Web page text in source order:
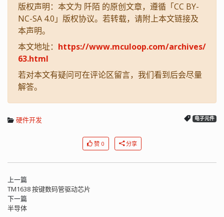
版权声明：本文为 阡陌 的原创文章，遵循「CC BY-
NC-SA 4.0」版权协议。若转载，请附上本文链接及
本声明。
本文地址： https://www.mculoop.com/archives/
63.html
若对本文有疑问可在评论区留言，我们看到后会尽量
解答。
硬件开发 电子元件
赞 0 分享
上一篇
TM1638 按键数码管驱动芯片
下一篇
半导体